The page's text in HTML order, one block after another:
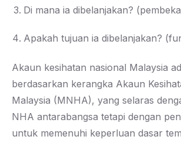
Di mana ia dibelanjakan?
Apakah tujuan ia dibelanjakan?
Akaun kesihatan nasional Malaysia
berdasarkan kerangka Akaun
Malaysia (MNHA), yang selaras
NHA antarabangsa tetapi dengan
untuk memenuhi keperluan dasar